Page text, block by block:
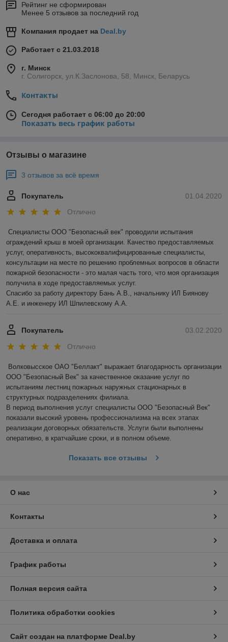
Рейтинг не сформирован
Менее 5 отзывов за последний год
Компания продает на Deal.by
Работает с 21.03.2018
г. Минск
г. Солигорск, ул.К.Заслонова, 58, Минск, Беларусь
Контакты
Сегодня работает с 06:00 до 20:00
Показать весь график работы
Отзывы о магазине
3 отзывов за всё время
01.04.2020
Покупатель
Отлично
Специалисты ООО "Безопасный век" проводили испытания
ограждений крыш в моей организации. Качество предоставляемых
услуг, оперативность, высококвалифицированные специалисты,
консультации на месте по решению проблемных вопросов в области
пожарной безопасности - это малая часть того, что моя организация
получила в ходе предоставляемых услуг.
Спасибо за работу директору Бань А.В., начальнику ИЛ Биянову
А.Е. и инженеру ИЛ Шпилевскому А.А.
03.02.2020
Покупатель
Отлично
Волковысское ОАО "Беллакт" выражает благодарность организации
ООО "Безопасный Век" за качественное оказание услуг по
испытаниям лестниц пожарных наружных стационарных в
структурных подразделениях филиала.
В период выполнения услуг специалисты ООО "Безопасный Век"
показали высокий уровень профессионализма на всех этапах
реализации договорных обязательств. Услуги были выполнены
оперативно, в кратчайшие сроки, и в полном объеме.
Показать все отзывы
О нас
Контакты
Доставка и оплата
График работы
Полная версия сайта
Политика обработки cookies
Сайт создан на платформе Deal.by